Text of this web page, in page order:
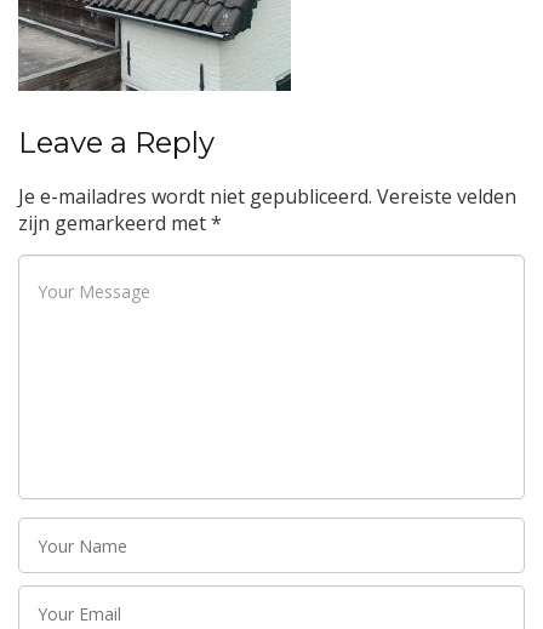
Leave a Reply
Je e-mailadres wordt niet gepubliceerd. Vereiste velden
zijn gemarkeerd met*